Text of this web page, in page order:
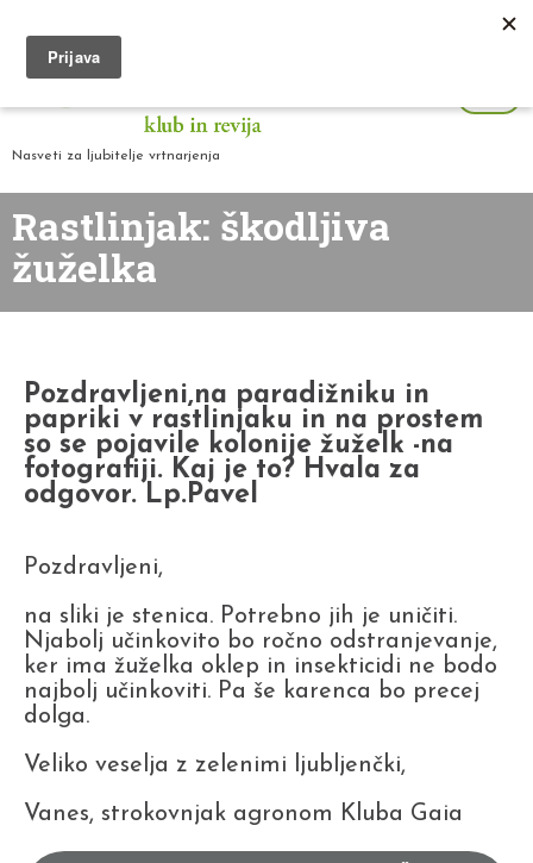
Nasveti za ljubitelje vrtnarjenja
Rastlinjak: škodljiva
žuželka
Pozdravljeni,na paradižniku in
papriki v rastlinjaku in na prostem
so se pojavile kolonije žuželk -na
fotografiji. Kaj je to? Hvala za
odgovor. Lp.Pavel
Pozdravljeni,
na sliki je stenica. Potrebno jih je uničiti.
Njabolj učinkovito bo ročno odstranjevanje,
ker ima žuželka oklep in insekticidi ne bodo
najbolj učinkoviti. Pa še karenca bo precej
dolga.
Veliko veselja z zelenimi ljubljenčki,
Vanes, strokovnjak agronom Kluba Gaia